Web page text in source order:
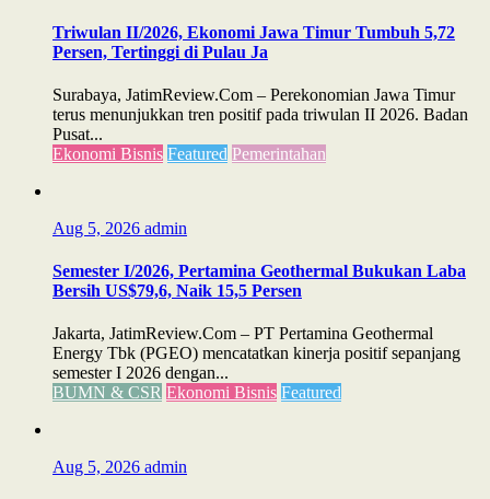
Triwulan II/2026, Ekonomi Jawa Timur Tumbuh 5,72
Persen, Tertinggi di Pulau Ja
Surabaya, JatimReview.Com – Perekonomian Jawa Timur
terus menunjukkan tren positif pada triwulan II 2026. Badan
Pusat...
Ekonomi Bisnis Featured Pemerintahan
Aug 5, 2026 admin
Semester I/2026, Pertamina Geothermal Bukukan Laba
Bersih US$79,6, Naik 15,5 Persen
Jakarta, JatimReview.Com – PT Pertamina Geothermal
Energy Tbk (PGEO) mencatatkan kinerja positif sepanjang
semester I 2026 dengan...
BUMN & CSR Ekonomi Bisnis Featured
Aug 5, 2026 admin